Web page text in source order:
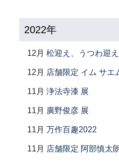
2022年
12月 松迎え、うつわ迎
12月 店舗限定 イム サ
11月 浄法寺漆 展
11月 廣野俊彦 展
11月 万作百趣2022
11月 店舗限定 阿部慎太